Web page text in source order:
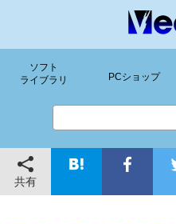
ソフト
ライブラリ
PCショップ
共有